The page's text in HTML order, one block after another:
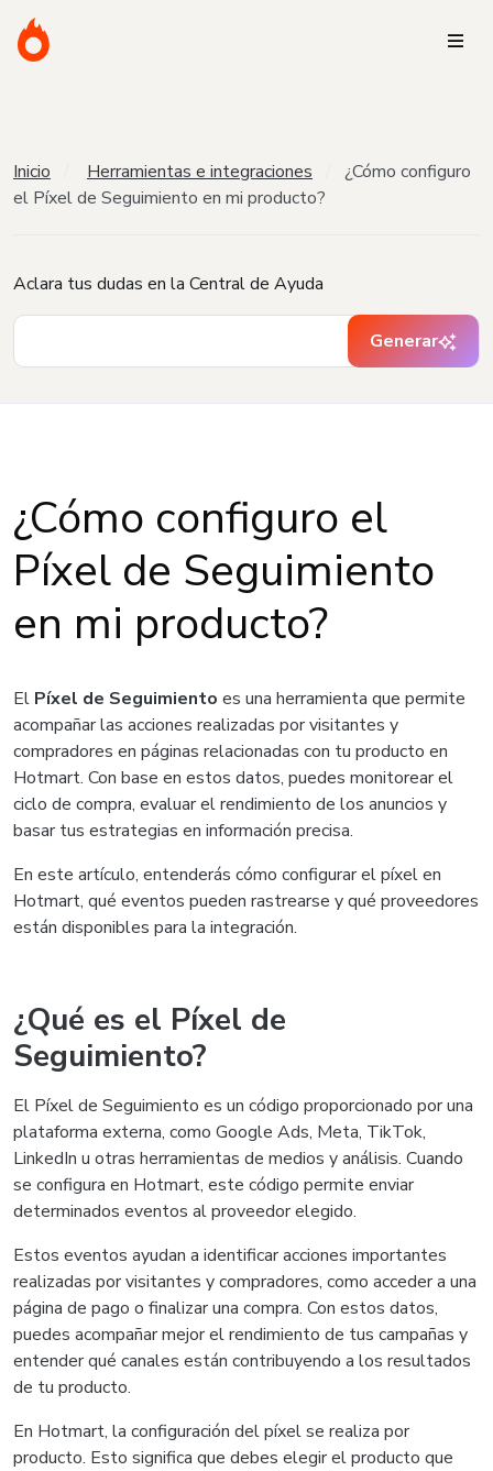
Inicio Herramientas e integraciones
¿Cómo configuro
el Píxel de Seguimiento en mi producto?
Aclara tus dudas en la Central de Ayuda
Generar
¿Cómo configuro el
Píxel de Seguimiento
en mi producto?
El Píxel de Seguimiento es una herramienta que permite
acompañar las acciones realizadas por visitantes y
compradores en páginas relacionadas con tu producto en
Hotmart. Con base en estos datos, puedes monitorear el
ciclo de compra, evaluar el rendimiento de los anuncios y
basar tus estrategias en información precisa.
En este artículo, entenderás cómo configurar el píxel en
Hotmart, qué eventos pueden rastrearse y qué proveedores
están disponibles para la integración.
¿Qué es el Píxel de
Seguimiento?
El Píxel de Seguimiento es un código proporcionado por una
plataforma externa, como Google Ads, Meta, TikTok,
LinkedIn u otras herramientas de medios y análisis. Cuando
se configura en Hotmart, este código permite enviar
determinados eventos al proveedor elegido.
Estos eventos ayudan a identificar acciones importantes
realizadas por visitantes y compradores, como acceder a una
página de pago o finalizar una compra. Con estos datos,
puedes acompañar mejor el rendimiento de tus campañas y
entender qué canales están contribuyendo a los resultados
de tu producto.
En Hotmart, la configuración del píxel se realiza por
producto. Esto significa que debes elegir el producto que